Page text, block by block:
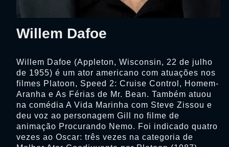
Willem Dafoe
Willem Dafoe (Appleton, Wisconsin, 22 de julho
de 1955) é um ator americano com atuações nos
filmes Platoon, Speed 2: Cruise Control, Homem-
Aranha e As Férias de Mr. Bean. Também atuou
na comédia A Vida Marinha com Steve Zissou e
deu voz ao personagem Gill no filme de
animação Procurando Nemo. Foi indicado quatro
vezes ao Oscar: três vezes na categoria de